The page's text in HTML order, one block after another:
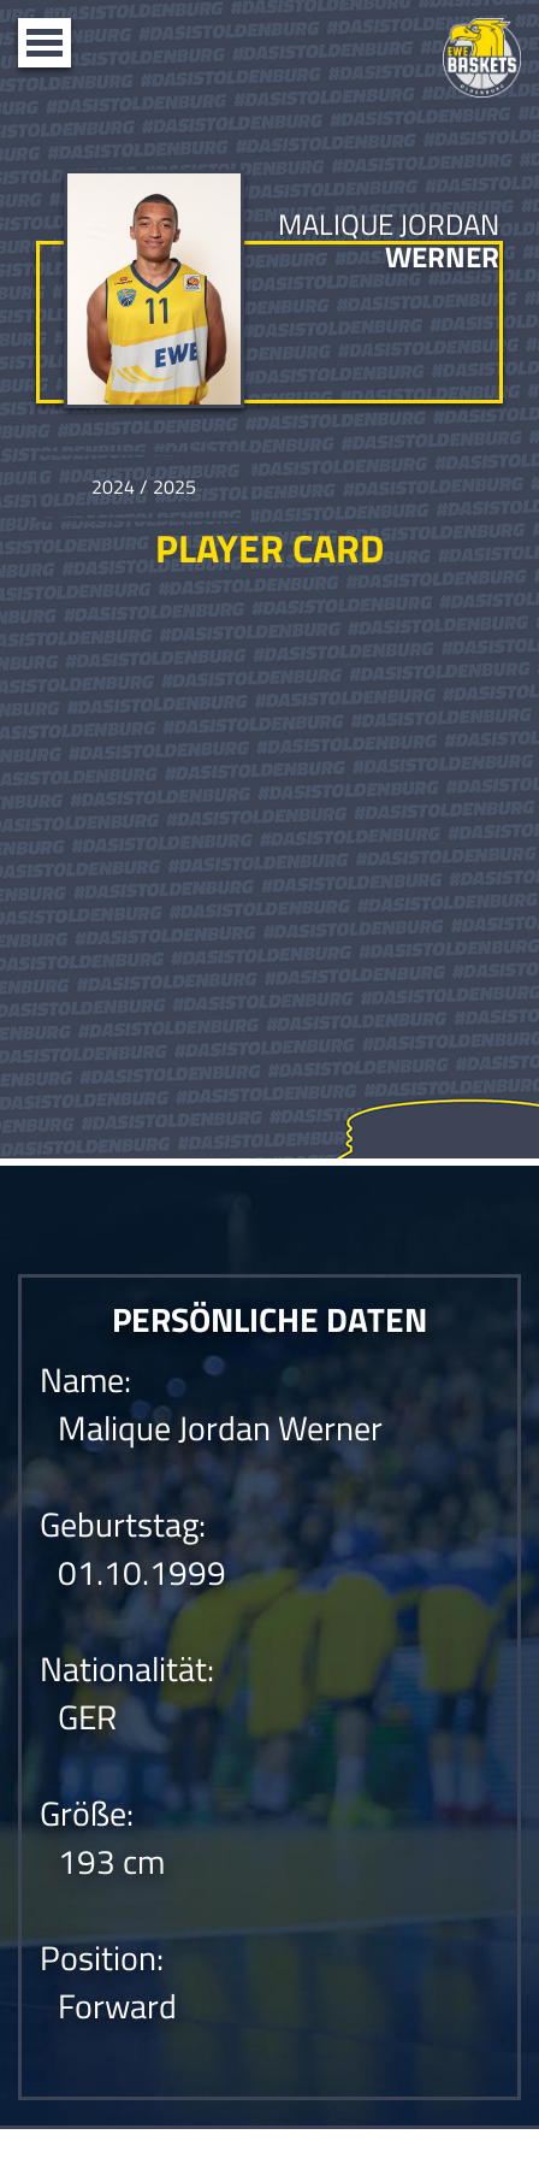
Toggle
navigation
MALIQUE JORDAN
WERNER
2024 / 2025
PLAYER CARD
PERSÖNLICHE DATEN
Name:
Malique Jordan Werner
Geburtstag:
01.10.1999
Nationalität:
GER
Größe:
193 cm
Position:
Forward